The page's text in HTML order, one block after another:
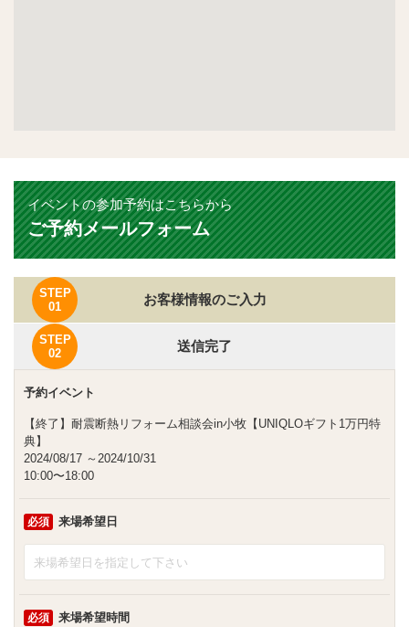
イベントの参加予約はこちらから
ご予約メールフォーム
STEP
01
お客様情報のご入力
STEP
02
送信完了
予約イベント
【終了】耐震断熱リフォーム相談会in小牧【UNIQLOギフト1万円特
典】
2024/08/17 ～2024/10/31
10:00〜18:00
必須 来場希望日
必須 来場希望時間